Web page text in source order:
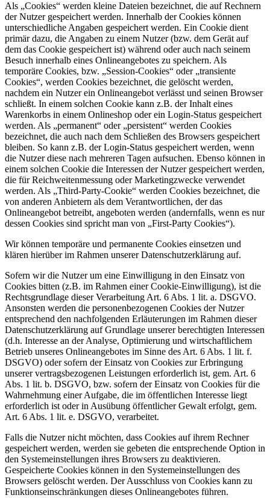
Als „Cookies“ werden kleine Dateien bezeichnet, die auf Rechnern
der Nutzer gespeichert werden. Innerhalb der Cookies können
unterschiedliche Angaben gespeichert werden. Ein Cookie dient
primär dazu, die Angaben zu einem Nutzer (bzw. dem Gerät auf
dem das Cookie gespeichert ist) während oder auch nach seinem
Besuch innerhalb eines Onlineangebotes zu speichern. Als
temporäre Cookies, bzw. „Session-Cookies“ oder „transiente
Cookies“, werden Cookies bezeichnet, die gelöscht werden,
nachdem ein Nutzer ein Onlineangebot verlässt und seinen Browser
schließt. In einem solchen Cookie kann z.B. der Inhalt eines
Warenkorbs in einem Onlineshop oder ein Login-Status gespeichert
werden. Als „permanent“ oder „persistent“ werden Cookies
bezeichnet, die auch nach dem Schließen des Browsers gespeichert
bleiben. So kann z.B. der Login-Status gespeichert werden, wenn
die Nutzer diese nach mehreren Tagen aufsuchen. Ebenso können in
einem solchen Cookie die Interessen der Nutzer gespeichert werden,
die für Reichweitenmessung oder Marketingzwecke verwendet
werden. Als „Third-Party-Cookie“ werden Cookies bezeichnet, die
von anderen Anbietern als dem Verantwortlichen, der das
Onlineangebot betreibt, angeboten werden (andernfalls, wenn es nur
dessen Cookies sind spricht man von „First-Party Cookies“).
Wir können temporäre und permanente Cookies einsetzen und
klären hierüber im Rahmen unserer Datenschutzerklärung auf.
Sofern wir die Nutzer um eine Einwilligung in den Einsatz von
Cookies bitten (z.B. im Rahmen einer Cookie-Einwilligung), ist die
Rechtsgrundlage dieser Verarbeitung Art. 6 Abs. 1 lit. a. DSGVO.
Ansonsten werden die personenbezogenen Cookies der Nutzer
entsprechend den nachfolgenden Erläuterungen im Rahmen dieser
Datenschutzerklärung auf Grundlage unserer berechtigten Interessen
(d.h. Interesse an der Analyse, Optimierung und wirtschaftlichem
Betrieb unseres Onlineangebotes im Sinne des Art. 6 Abs. 1 lit. f.
DSGVO) oder sofern der Einsatz von Cookies zur Erbringung
unserer vertragsbezogenen Leistungen erforderlich ist, gem. Art. 6
Abs. 1 lit. b. DSGVO, bzw. sofern der Einsatz von Cookies für die
Wahrnehmung einer Aufgabe, die im öffentlichen Interesse liegt
erforderlich ist oder in Ausübung öffentlicher Gewalt erfolgt, gem.
Art. 6 Abs. 1 lit. e. DSGVO, verarbeitet.
Falls die Nutzer nicht möchten, dass Cookies auf ihrem Rechner
gespeichert werden, werden sie gebeten die entsprechende Option in
den Systemeinstellungen ihres Browsers zu deaktivieren.
Gespeicherte Cookies können in den Systemeinstellungen des
Browsers gelöscht werden. Der Ausschluss von Cookies kann zu
Funktionseinschränkungen dieses Onlineangebotes führen.